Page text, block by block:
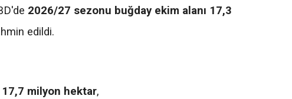
2026/27 sezonu buğday ekim alanı 17,3
edildi.
17,7 milyon hektar,